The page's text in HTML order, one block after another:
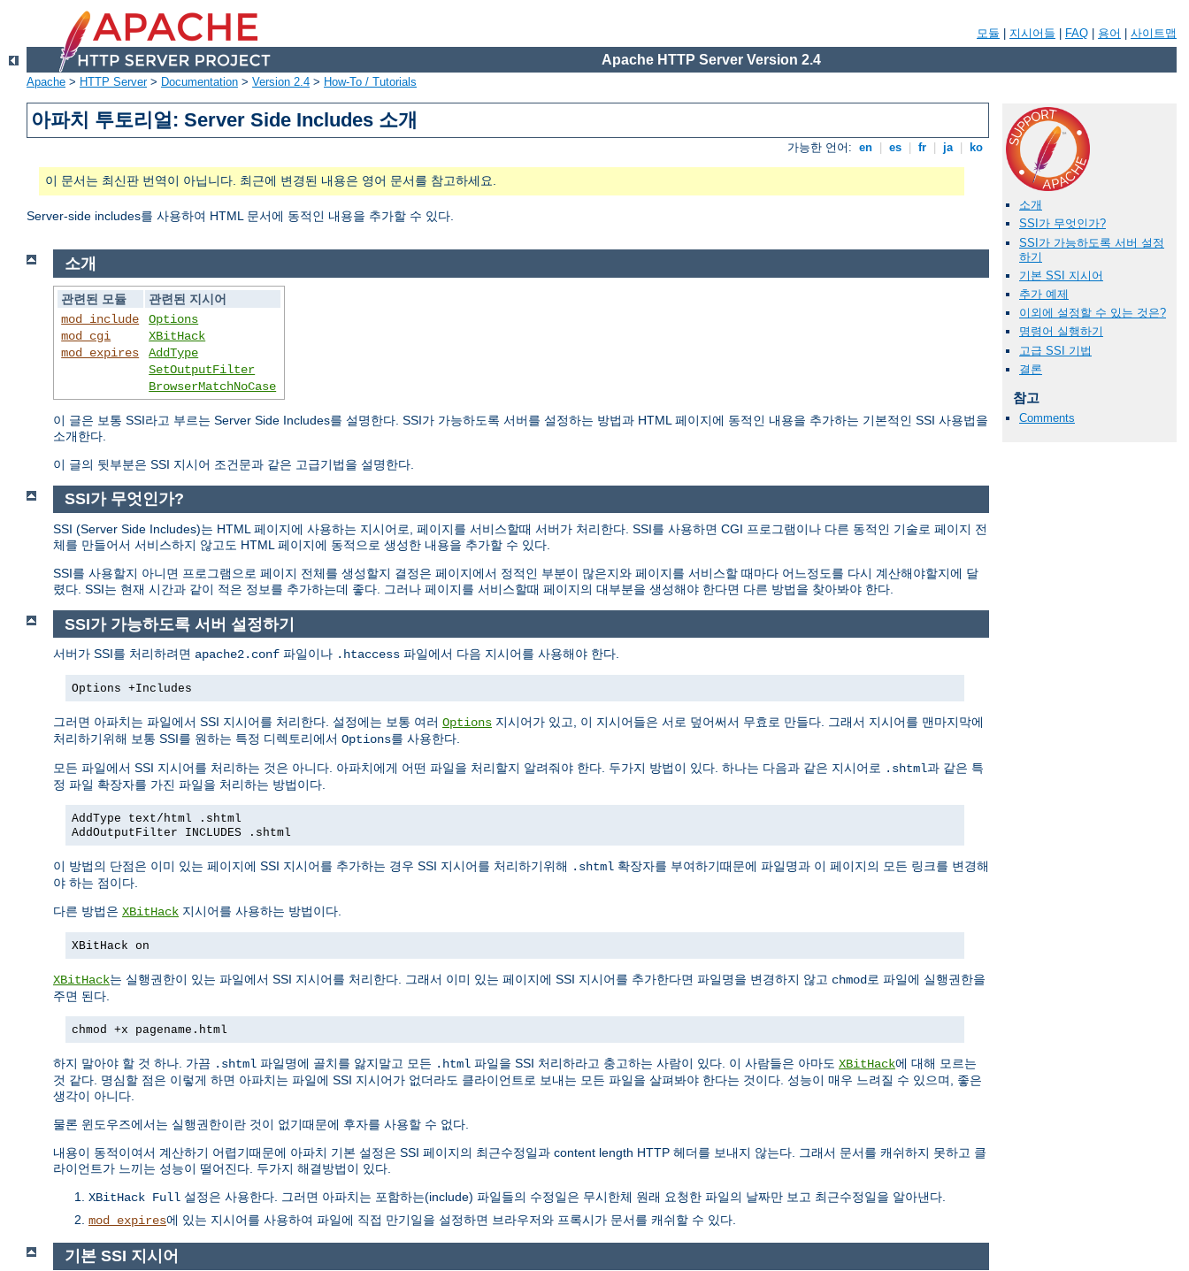
모듈 지시어들 FAQ 용어 사이트맵
Apache HTTP Server Version 2.4
Apache > HTTP Server> Documentation > Version 2.4 > How-To / Tutorials
아파치 투토리얼: Server Side Includes 소개
가능한 언어: en es fr ja ko
이 문서는 최신판 번역이 아닙니다. 최근에 변경된 내용은 영어 문서를 참고하세요.
Server-side includes를 사용하여 HTML 문서에 동적인 내용을 추가할 수 있다.
소개
SSI가 무엇인가?
SSI가 가능하도록 서버 설정
하기
기본 SSI 지시어
추가 예제
이외에 설정할 수 있는 것은?
명령어 실행하기
고급 SSI 기법
결론
참고
Comments
소개
관련된 모듈
관련된 지시어
mod_include
mod_cgi
mod_expires
Options
XBitHack
AddType
SetOutputFilter
BrowserMatchNoCase
이 글은 보통 SSI라고 부르는 Server Side Includes를 설명한다. SSI가 가능하도록 서버를 설정하는 방법과 HTML 페이지에 동적인 내용을 추가하는 기본적인 SSI 사용법을
소개한다.
이 글의 뒷부분은 SSI 지시어 조건문과 같은 고급기법을 설명한다.
SSI가 무엇인가?
SSI (Server Side Includes)는 HTML 페이지에 사용하는 지시어로, 페이지를 서비스할때 서버가 처리한다. SSI를 사용하면 CGI 프로그램이나 다른 동적인 기술로 페이지 전
체를 만들어서 서비스하지 않고도 HTML 페이지에 동적으로 생성한 내용을 추가할 수 있다.
SSI를 사용할지 아니면 프로그램으로 페이지 전체를 생성할지 결정은 페이지에서 정적인 부분이 많은지와 페이지를 서비스할 때마다 어느정도를 다시 계산해야할지에 달
렸다. SSI는 현재 시간과 같이 적은 정보를 추가하는데 좋다. 그러나 페이지를 서비스할때 페이지의 대부분을 생성해야 한다면 다른 방법을 찾아봐야 한다.
SSI가 가능하도록 서버 설정하기
서버가 SSI를 처리하려면 apache2.conf 파일이나 .htaccess 파일에서 다음 지시어를 사용해야 한다.
Options +Includes
그러면 아파치는 파일에서 SSI 지시어를 처리한다. 설정에는 보통 여러 Options 지시어가 있고, 이 지시어들은 서로 덮어써서 무효로 만들다. 그래서 지시어를 맨마지막에
처리하기위해 보통 SSI를 원하는 특정 디렉토리에서 Options를 사용한다.
모든 파일에서 SSI 지시어를 처리하는 것은 아니다. 아파치에게 어떤 파일을 처리할지 알려줘야 한다. 두가지 방법이 있다. 하나는 다음과 같은 지시어로 .shtml과 같은 특
정 파일 확장자를 가진 파일을 처리하는 방법이다.
AddType text/html .shtml
AddOutputFilter INCLUDES .shtml
이 방법의 단점은 이미 있는 페이지에 SSI 지시어를 추가하는 경우 SSI 지시어를 처리하기위해 .shtml 확장자를 부여하기때문에 파일명과 이 페이지의 모든 링크를 변경해
야 하는 점이다.
다른 방법은 XBitHack 지시어를 사용하는 방법이다.
XBitHack on
XBitHack는 실행권한이 있는 파일에서 SSI 지시어를 처리한다. 그래서 이미 있는 페이지에 SSI 지시어를 추가한다면 파일명을 변경하지 않고 chmod로 파일에 실행권한을
주면 된다.
chmod +x pagename.html
하지 말아야 할 것 하나. 가끔 .shtml 파일명에 골치를 앓지말고 모든 .html 파일을 SSI 처리하라고 충고하는 사람이 있다. 이 사람들은 아마도 XBitHack에 대해 모르는
것 같다. 명심할 점은 이렇게 하면 아파치는 파일에 SSI 지시어가 없더라도 클라이언트로 보내는 모든 파일을 살펴봐야 한다는 것이다. 성능이 매우 느려질 수 있으며, 좋은
생각이 아니다.
물론 윈도우즈에서는 실행권한이란 것이 없기때문에 후자를 사용할 수 없다.
내용이 동적이여서 계산하기 어렵기때문에 아파치 기본 설정은 SSI 페이지의 최근수정일과 content length HTTP 헤더를 보내지 않는다. 그래서 문서를 캐쉬하지 못하고 클
라이언트가 느끼는 성능이 떨어진다. 두가지 해결방법이 있다.
XBitHack Full 설정은 사용한다. 그러면 아파치는 포함하는(include) 파일들의 수정일은 무시한체 원래 요청한 파일의 날짜만 보고 최근수정일을 알아낸다.
mod_expires에 있는 지시어를 사용하여 파일에 직접 만기일을 설정하면 브라우저와 프록시가 문서를 캐쉬할 수 있다.
기본 SSI 지시어